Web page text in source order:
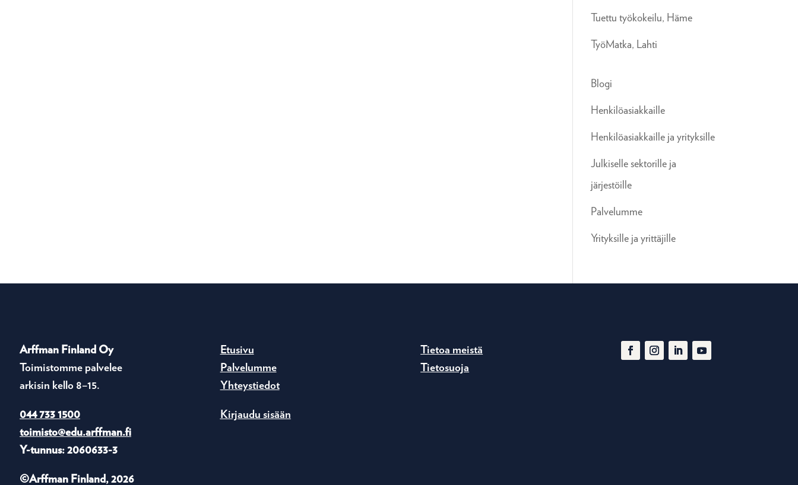
Tuettu työkokeilu, Häme
TyöMatka, Lahti
Blogi
Henkilöasiakkaille
Henkilöasiakkaille ja yrityksille
Julkiselle sektorille ja
järjestöille
Palvelumme
Yrityksille ja yrittäjille
Arffman Finland Oy
Toimistomme palvelee
arkisin kello 8–15.
044 733 1500
toimisto@edu.arffman.fi
Y-tunnus: 2060633-3
©Arffman Finland, 2026
Etusivu
Palvelumme
Yhteystiedot
Kirjaudu sisään
Tietoa meistä
Tietosuoja